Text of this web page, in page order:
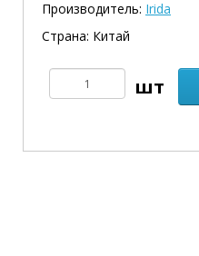
Производитель: Irida
Страна: Китай